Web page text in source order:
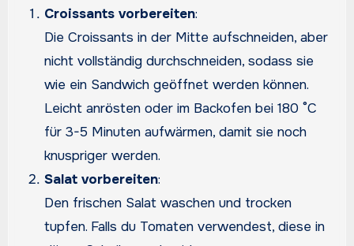
Croissants vorbereiten:
Die Croissants in der Mitte aufschneiden, aber
nicht vollständig durchschneiden, sodass sie
wie ein Sandwich geöffnet werden können.
Leicht anrösten oder im Backofen bei 180 °C
für 3-5 Minuten aufwärmen, damit sie noch
knuspriger werden.
Salat vorbereiten:
Den frischen Salat waschen und trocken
tupfen. Falls du Tomaten verwendest, diese in